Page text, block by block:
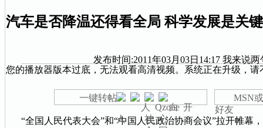
汽车是否降温还得看全局 科学发展是关键
发布时间:2011年03月03日14:17 我来说两
您的播放器版本过底，无法观看高清视频。系统正在升级，请
一键转帖
MSN
好友
“全国人民代表大会”和“中国人民政治协商会议”拉开帷幕，